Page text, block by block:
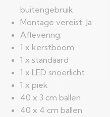
buitengebruik
Montage vereist: Ja
Aflevering:
1 x kerstboom
1 x standaard
1 x LED snoerlicht
1 x piek
40 x 3 cm ballen
40 x 4 cm ballen